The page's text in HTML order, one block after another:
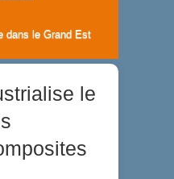
dans le Grand Est
le